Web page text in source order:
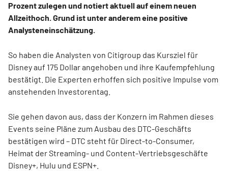
Prozent zulegen und notiert aktuell auf einem neuen
Allzeithoch. Grund ist unter anderem eine positive
Analysteneinschätzung.
So haben die Analysten von Citigroup das Kursziel für
Disney auf 175 Dollar angehoben und ihre Kaufempfehlung
bestätigt. Die Experten erhoffen sich positive Impulse vom
anstehenden Investorentag.
Sie gehen davon aus, dass der Konzern im Rahmen dieses
Events seine Pläne zum Ausbau des DTC-Geschäfts
bestätigen wird – DTC steht für Direct-to-Consumer,
Heimat der Streaming- und Content-Vertriebsgeschäfte
Disney+, Hulu und ESPN+.